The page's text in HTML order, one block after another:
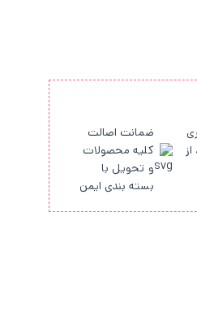
از
ضمانت اصالت
کلیه محصولات
و تحویل با
بسته بندی ایمن